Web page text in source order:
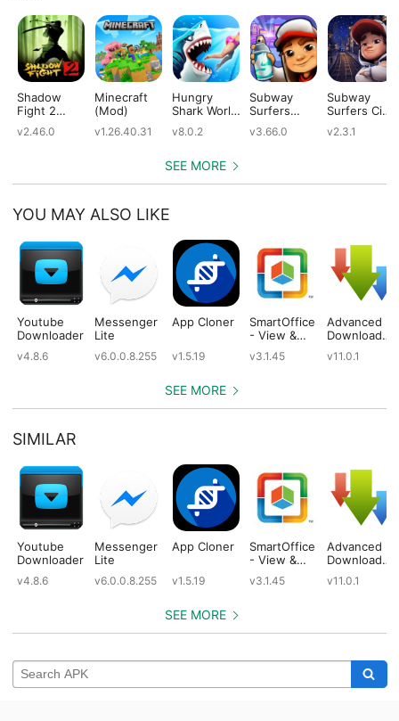
Shadow
Fight 2
v2.46.0
Minecraft
(Mod)
v1.26.40.31
Hungry
Shark World
v8.0.2
Subway
Surfers
v3.66.0
Subway
Surfers City
v2.3.1
SEE MORE
YOU MAY ALSO LIKE
Youtube
Downloader
v4.8.6
Messenger
Lite
v6.0.0.8.255
App Cloner
v1.5.19
SmartOffice
- View &
Office files
v3.1.45
Advanced
Download
Pro
v11.0.1
SEE MORE
SIMILAR
Youtube
Downloader
v4.8.6
Messenger
Lite
v6.0.0.8.255
App Cloner
v1.5.19
SmartOffice
- View &
Office files
v3.1.45
Advanced
Download
Pro
v11.0.1
SEE MORE